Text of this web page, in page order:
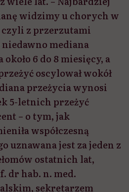
widzimy u chorych w
z przerzutami
niedawno mediana
6 do 8 miesięcy, a
oscylował wokół
przeżycia wynosi
5-letnich przeżyć
– o tym, jak
współczesną
uznawana jest za jeden z
ostatnich lat,
dr hab. n. med.
sekretarzem